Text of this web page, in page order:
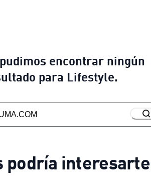
pudimos encontrar ningún
para Lifestyle.
podría interesarte